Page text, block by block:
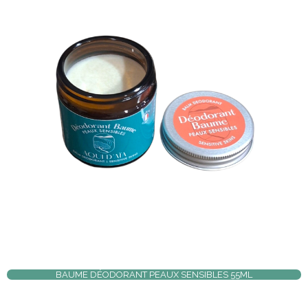
BAUME DÉODORANT PEAUX SENSIBLES 55ML